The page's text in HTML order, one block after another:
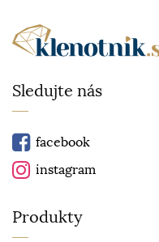
Sledujte nás
facebook
instagram
Produkty